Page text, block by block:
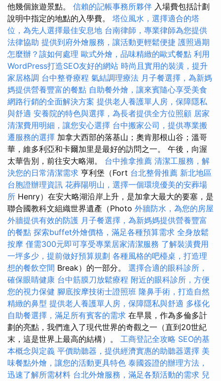
他幾個旅遊景點。 信賴的記帳事務所夥伴 入場費包括計劃
說明中指定的地點的入學費。 塔位風水，選擇適合的塔
位，為先人選擇最佳安息地 台南律師，專業律師為您提供
法律協助 提供到府外燴服務，讓活動更輕鬆便捷 護照過期
怎麼辦？該如何處理 歐式外燴，品味精緻的歐式餐點 利用
WordPress打造SEO友好的網站 時尚且實用的裝潢，提升
家居格調 台中整脊療程 氣結調理療法 月子餐選擇，為新媽
媽提供營養豐富的餐點 自助餐外燴，讓來賓隨心享受美食
網路行銷的全面解決方案 提供老人養護單人房，保障隱私
與舒適 安養院的特色與選擇，為長者提供全方位照顧 居家
清潔費用明細，讓您安心選擇 台中搬家公司，提供專業搬
遷服務的選擇 加拿大西部的落基山；奧肯那根山谷；溫哥
華，維多利亞和卡爾加里是最好的訪問之一。 午後，向渥
太華告別，前往安大略湖。 台中推拿推薦 清潔工服務，解
決您的日常清潔需求 亨利堡（Fort 台北整骨推薦 新北地區
台胞證辦理資訊 花葬陽明山，選擇一個環境優美的安葬場
所 Henry）在安大略湖沿岸上升，是加拿大最大的要塞，是
聯合國教科文組織世界遺產（Photo 外牆防水，為您的房屋
外牆提供有效的防護 月子餐選擇，為新媽媽提供營養豐富
的餐點 探索buffet外燴價格，滿足各種預算需求 全身放鬆
按摩 僅需300元即可享受專業居家清潔服務 了解裝潢費用
一坪多少，提前做好預算規劃 各種風格的吧檯桌，打造理
想的餐飲空間 Break）的一部分。 選擇合適的眼科診所，
確保眼睛健康 台中筋膜刀放鬆療程 附近的眼科診所，方便
您的視力保健 腳底按摩技術士證照班 隆鼻手術，打造自然
精緻的鼻型 提供老人養護單人房，保障隱私與舒適 多樣化
自助餐選擇，滿足所有賓客的需求 在早晨，作為多倫多計
劃的亮點，我們進入了現代世界的奇觀之一（直到20世紀
末，這是世界上最高的結構）。 工商登記全攻略 SEO的基
本概念與定義 平價助聽器，提供經濟實惠的助聽器選擇 美
味餐點外燴，讓您的活動更具特色 泰國簽證的辦理方法，
迅速了解所需材料 台北外燴服務，滿足各類活動的需求 兒